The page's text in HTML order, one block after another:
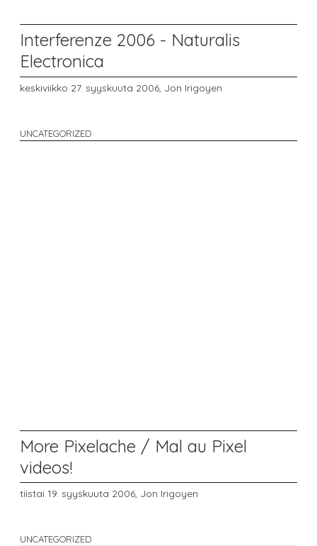
Interferenze 2006 - Naturalis
Electronica
keskiviikko 27. syyskuuta 2006, Jon Irigoyen
UNCATEGORIZED
More Pixelache / Mal au Pixel
videos!
tiistai 19. syyskuuta 2006, Jon Irigoyen
UNCATEGORIZED